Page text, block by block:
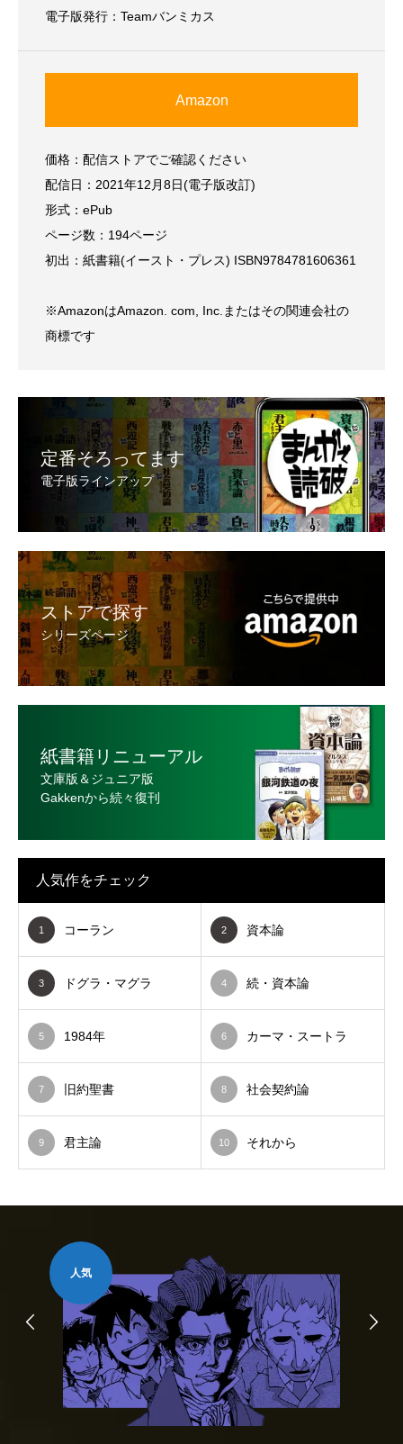
定番そろってます
電子版ラインアップ
ストアで探す
シリーズページ
紙書籍リニューアル
文庫版＆ジュニア版
Gakkenから続々復刊
人気作をチェック
1 コーラン 2 資本論
3 ドグラ・マグラ 4 続・資本論
5 1984年 6 カーマ・スートラ
7 旧約聖書 8 社会契約論
9 君主論 10 それから
電子版発行：Teamバンミカス
Amazon
価格：配信ストアでご確認ください
配信日：2021年12月8日(電子版改訂)
形式：ePub
ページ数：194ページ
初出：紙書籍(イースト・プレス) ISBN9784781606361
※AmazonはAmazon. com, Inc.またはその関連会社の
商標です
人気